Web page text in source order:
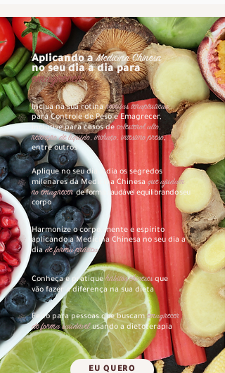
Aplicando aMedicina Chinesa
no seu dia a dia para
emagrecer
Inclua na sua rotinareceitas terapêuticas
para Controle de Peso e Emagrecer,
inclusive para casos de colesterol alto,
retenção de líquido, inchaço, intestino preso,
entre outros
Aplique no seu dia a dia os segredos
milenares da Medicina Chinesa que ajudam
no emagrecer de forma saudável equilibrando seu
corpo
Harmonize o corpo, mente e espírito
aplicando a Medicina Chinesa no seu dia a
diade forma prática
Conheça e pratique hábitos chineses que
vão fazer a diferença na sua dieta
Feito para pessoas que buscamemagrecer
de forma saudável usando a dietoterapia
EU QUERO